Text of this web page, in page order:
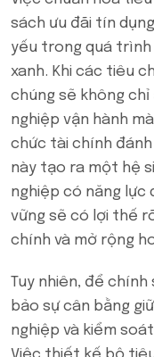
sách ưu đãi tín
yếu trong quá trình
xanh. Khi các tiêu
chúng sẽ không
nghiệp vận hành
chức tài chính đánh
này tạo ra một hệ
nghiệp có năng lực
vững sẽ có lợi thế
chính và mở rộng
Tuy nhiên, để
bảo sự cân bằng
nghiệp và kiểm